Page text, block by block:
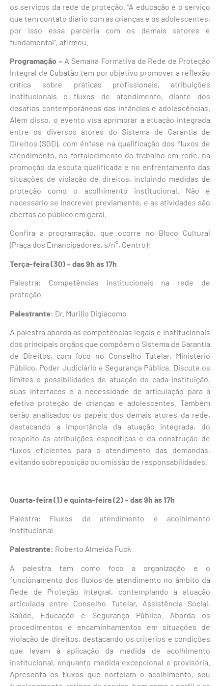
os serviços da rede de proteção. “A educação é o serviço
que tem contato diário com as crianças e os adolescentes,
por isso essa parceria com os demais setores é
fundamental”, afirmou.
Programação – A Semana Formativa da Rede de Proteção
Integral de Cubatão tem por objetivo promover a reflexão
crítica sobre práticas profissionais, atribuições
institucionais e fluxos de atendimento, diante dos
desafios contemporâneos das infâncias e adolescências.
Além disso, o evento visa aprimorar a atuação integrada
entre os diversos atores do Sistema de Garantia de
Direitos (SGD), com ênfase na qualificação dos fluxos de
atendimento, no fortalecimento do trabalho em rede, na
promoção da escuta qualificada e no enfrentamento das
situações de violação de direitos, incluindo medidas de
proteção como o acolhimento institucional. Não é
necessário se inscrever previamente, e as atividades são
abertas ao público em geral.
Confira a programação, que ocorre no Bloco Cultural
(Praça dos Emancipadores, s/n°, Centro):
Terça-feira (30) – das 9h às 17h
Palestra: Competências institucionais na rede de
proteção
Palestrante: Dr. Murillo Digiácomo
A palestra aborda as competências legais e institucionais
dos principais órgãos que compõem o Sistema de Garantia
de Direitos, com foco no Conselho Tutelar, Ministério
Público, Poder Judiciário e Segurança Pública. Discute os
limites e possibilidades de atuação de cada instituição,
suas interfaces e a necessidade de articulação para a
efetiva proteção de crianças e adolescentes. Também
serão analisados os papéis dos demais atores da rede,
destacando a importância da atuação integrada, do
respeito às atribuições específicas e da construção de
fluxos eficientes para o atendimento das demandas,
evitando sobreposição ou omissão de responsabilidades.
Quarta-feira (1) e quinta-feira (2) – das 9h às 17h
Palestra: Fluxos de atendimento e acolhimento
institucional
Palestrante: Roberto Almeida Fuck
A palestra tem como foco a organização e o
funcionamento dos fluxos de atendimento no âmbito da
Rede de Proteção Integral, contemplando a atuação
articulada entre Conselho Tutelar, Assistência Social,
Saúde, Educação e Segurança Pública. Aborda os
procedimentos e encaminhamentos em situações de
violação de direitos, destacando os critérios e condições
que levam à aplicação da medida de acolhimento
institucional, enquanto medida excepcional e provisória.
Apresenta os fluxos que norteiam o acolhimento, seu